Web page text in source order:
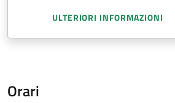
ULTERIORI INFORMAZIONI
Orari